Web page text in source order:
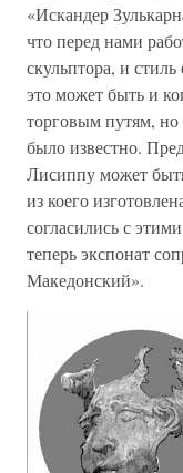
«Искандер
что перед нами
скульптора, и
это может быть и
торговым путям,
было известно.
Лисиппу может
из коего
согласились с
теперь экспонат
Македонский».